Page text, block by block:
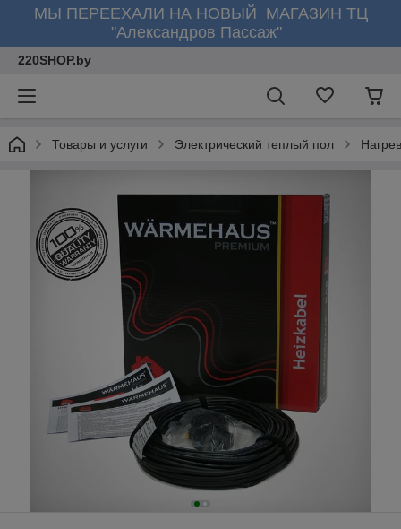
МЫ ПЕРЕЕХАЛИ НА НОВЫЙ МАГАЗИН ТЦ
"Александров Пассаж"
220SHOP.by
Товары и услуги Электрический теплый пол